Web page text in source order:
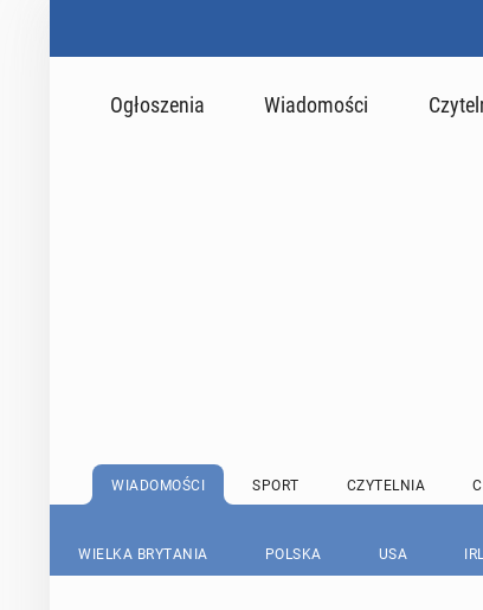
Ogłoszenia Wiadomości
WIADOMOŚCI SPORT CZYTELNIA
WIELKA BRYTANIA POLSKA USA